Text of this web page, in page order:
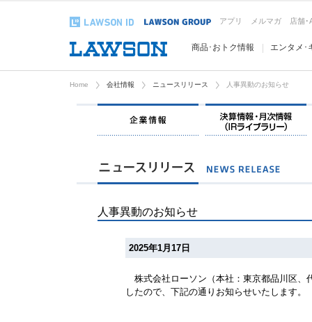
アプリ メルマガ 店舗･
商品･おトク情報 エンタメ･
Home 会社情報 ニュースリリース 人事異動のお知らせ
企業情報
人事異動のお知らせ
2025年1月17日
株式会社ローソン（本社：東京都品川区、
したので、下記の通りお知らせいたします。